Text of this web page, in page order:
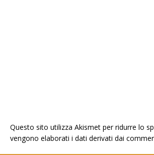
Questo sito utilizza Akismet per ridurre lo
vengono elaborati i dati derivati dai